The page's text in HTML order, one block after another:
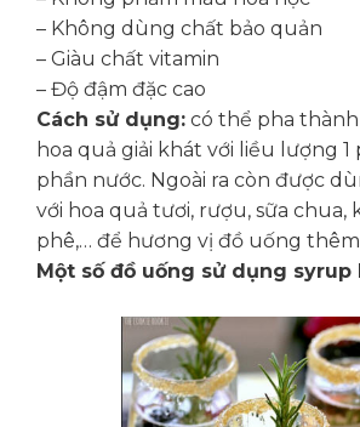
– Không dùng chất bảo quản
– Giàu chất vitamin
– Độ đậm đặc cao
Cách sử dụng:có thể pha
hoa quả giải khát với liều lượng 1
phần nước. Ngoài ra còn được
với hoa quả tươi, rượu, sữa chua,
phê,… để hương vị đồ uống
Một số đồ uống sử dụng syrup